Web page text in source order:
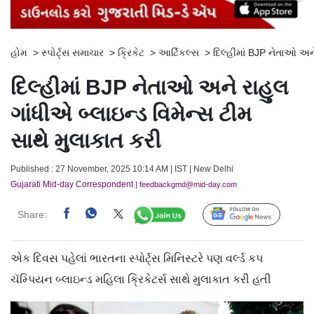
હોમ > સ્પોર્ટ્સ સમાચાર > ક્રિકેટ > આર્ટિકલ્સ > દિલ્હીમાં BJP નેતાઓ
દિલ્હીમાં BJP નેતાઓ અને રાહુલ
ગાંધીએ બ્લાઇન્ડ વિમેન્સ ટીમ
સાથે મુલાકાત કરી
Published : 27 November, 2025 10:14 AM | IST | New Delhi
Gujarati Mid-day Correspondent| feedbackgmd@mid-day.com
Share: Follow Us
એક દિવસ પહેલાં ભારતના સ્પોર્ટ્‌સ મિનિસ્ટરે પણ વર્લ્ડ કપ
ચૅમ્પિયન બ્લાઇન્ડ મહિલા ક્રિકેટર્સ સાથે મુલાકાત કરી હતી